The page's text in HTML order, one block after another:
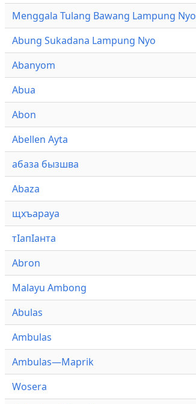
Menggala Tulang Bawang Lampung Nyo
Abung Sukadana Lampung Nyo
Abanyom
Abua
Abon
Abellen Ayta
абаза бызшва
Abaza
щхъарауа
тӏапӏанта
Abron
Malayu Ambong
Abulas
Ambulas
Ambulas—Maprik
Wosera